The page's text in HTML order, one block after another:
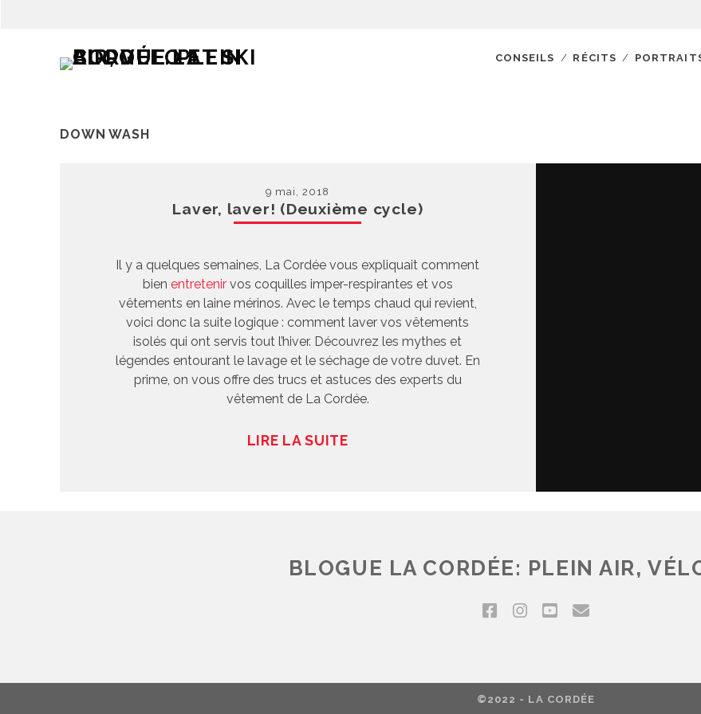
CONSEILS RÉCITS
DOWN WASH
9 mai, 2018
Laver, laver! (Deuxième cycle)
Il y a quelques semaines, La Cordée vous expliquait comment
bien entretenirvos coquilles imper-respirantes et vos
vêtements en laine mérinos. Avec le temps chaud qui revient,
voici donc la suite logique : comment laver vos vêtements
isolés qui ont servis tout l’hiver. Découvrez les mythes et
légendes entourant le lavage et le séchage de votre duvet. En
prime, on vous offre des trucs et astuces des experts du
vêtement de La Cordée.
LIRE LA SUITE
BLOGUE LA CORDÉE: PLEIN AIR,
©2022 - LA CORDÉE